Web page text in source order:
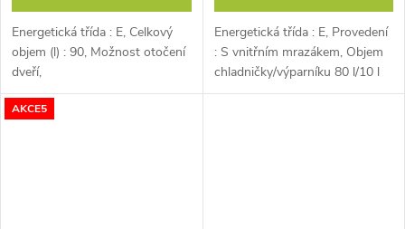
Energetická třída : E, Celkový
objem (l) : 90, Možnost otočení
dveří,
Energetická třída : E, Provedení
: S vnitřním mrazákem, Objem
chladničky/výparníku 80 l/10 l
, Zaměnitelné otevírání : ANO,
AKCE5